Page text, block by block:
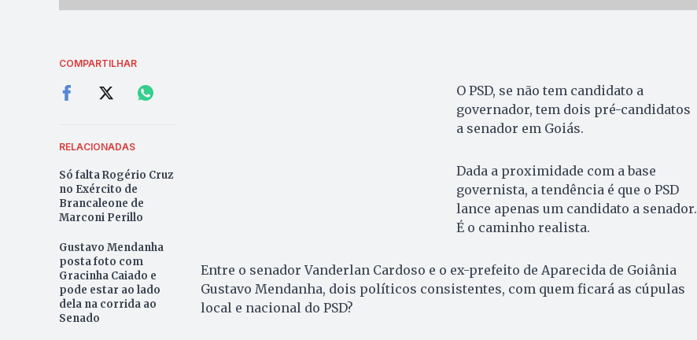
COMPARTILHAR
RELACIONADAS
Só falta Rogério Cruz
no Exército de
Brancaleone de
Marconi Perillo
Gustavo Mendanha
posta foto com
Gracinha Caiado e
pode estar ao lado
dela na corrida ao
Senado
O PSD, se não tem candidato a
governador, tem dois pré-candidatos
a senador em Goiás.
Dada a proximidade com a base
governista, a tendência é que o PSD
lance apenas um candidato a senador.
É o caminho realista.
Entre o senador Vanderlan Cardoso e o ex-prefeito de Aparecida de Goiânia
Gustavo Mendanha, dois políticos consistentes, com quem ficará as cúpulas
local e nacional do PSD?